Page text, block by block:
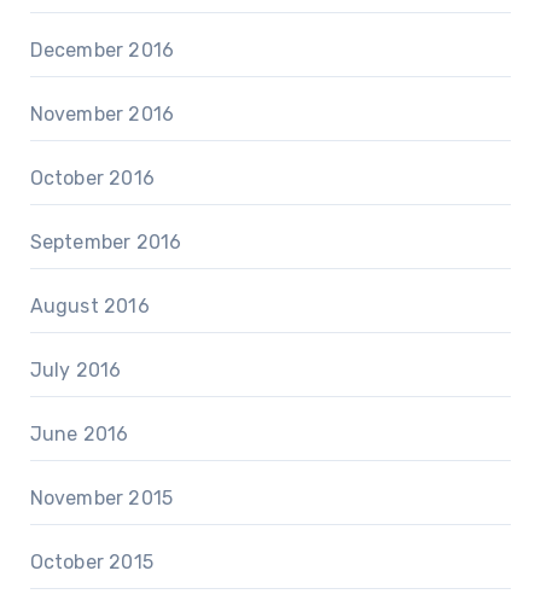
December 2016
November 2016
October 2016
September 2016
August 2016
July 2016
June 2016
November 2015
October 2015